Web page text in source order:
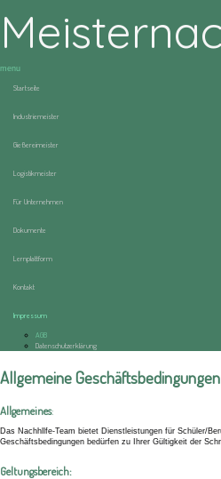
menu
Startseite
Industriemeister
Gießereimeister
Logistikmeister
Für Unternehmen
Dokumente
Lernplattform
Kontakt
Impressum
AGB
Datenschutzerklärung
Allgemeine Geschäftsbedingungen
Allgemeines:
Das Nachhllfe-Team bietet Dienstleistungen für Schüler/
Geschäftsbedingungen bedürfen zu Ihrer Gültigkeit der
Geltungsbereich: